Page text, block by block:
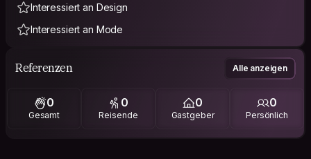
Interessiert an Design
Interessiert an Mode
Referenzen Alle anzeigen
0
Gesamt
0
Reisende
0
Gastgeber
0
Persönlich